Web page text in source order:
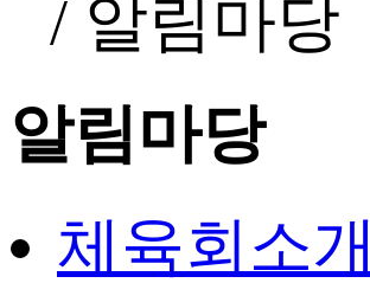
/ 알림마당
알림마당
체육회소개